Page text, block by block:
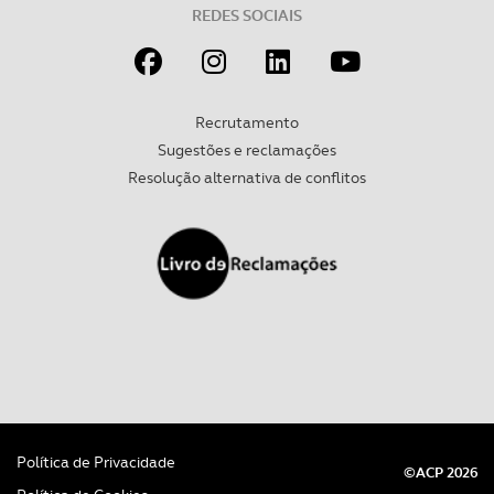
REDES SOCIAIS
Recrutamento
Sugestões e reclamações
Resolução alternativa de conflitos
Política de Privacidade
©ACP 2026